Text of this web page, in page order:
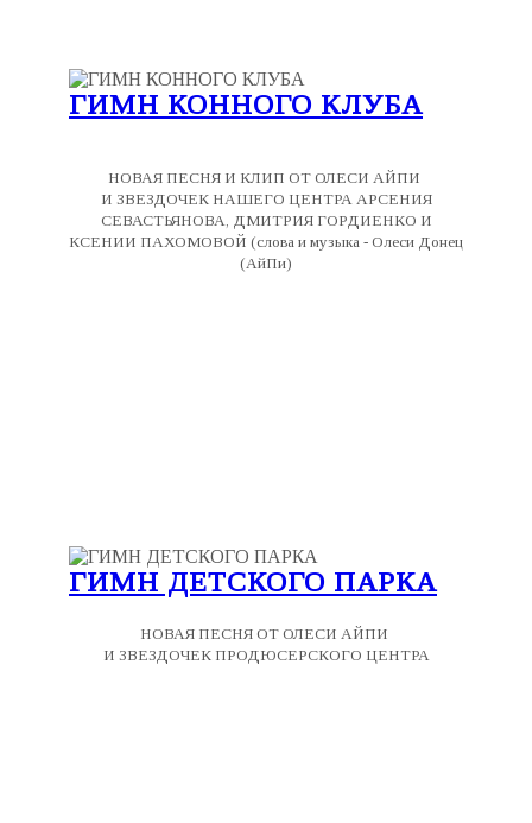
ГИМН КОННОГО КЛУБА
НОВАЯ ПЕСНЯ И КЛИП ОТ ОЛЕСИ АЙПИ
И ЗВЕЗДОЧЕК НАШЕГО ЦЕНТРА АРСЕНИЯ
СЕВАСТЬЯНОВА, ДМИТРИЯ ГОРДИЕНКО И
КСЕНИИ ПАХОМОВОЙ (слова и музыка - Олеси Донец
(АйПи)
ГИМН ДЕТСКОГО ПАРКА
НОВАЯ ПЕСНЯ ОТ ОЛЕСИ АЙПИ
И ЗВЕЗДОЧЕК ПРОДЮСЕРСКОГО ЦЕНТРА